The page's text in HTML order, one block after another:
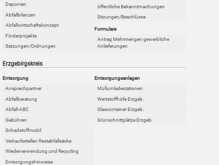
Deponien
Abfallbilanzen
Abfallwirtschaftskonzept
Förderprojekte
Satzungen/Ordnungen
öffentliche Bekanntmachungen
Sitzungen/Beschlüsse
Formulare
Antrag Mehrmengen gewerbliche
Anlieferungen
Erzgebirgskreis
Entsorgung
Ansprechpartner
Abfallberatung
Abfall-ABC
Gebühren
Schadstoffmobil
Verkaufsstellen Restabfallsäcke
Wiederverwendung und Recycling
Entsorgungshinweise
Entsorgungsanlagen
Müllumladestationen
Wertstoffhöfe Erzgeb.
Glascontainer Erzgeb.
Grünschnittplätze Erzgeb.